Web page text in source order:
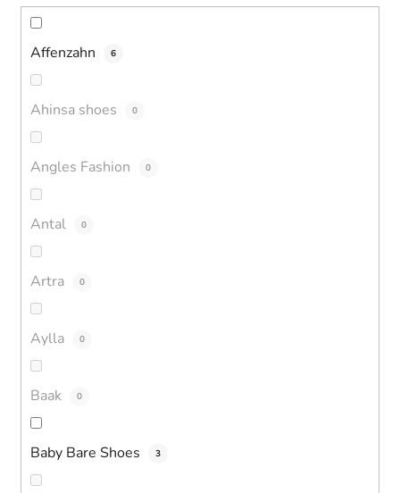
Affenzahn 6
Ahinsa shoes 0
Angles Fashion 0
Antal 0
Artra 0
Aylla 0
Baak 0
Baby Bare Shoes 3